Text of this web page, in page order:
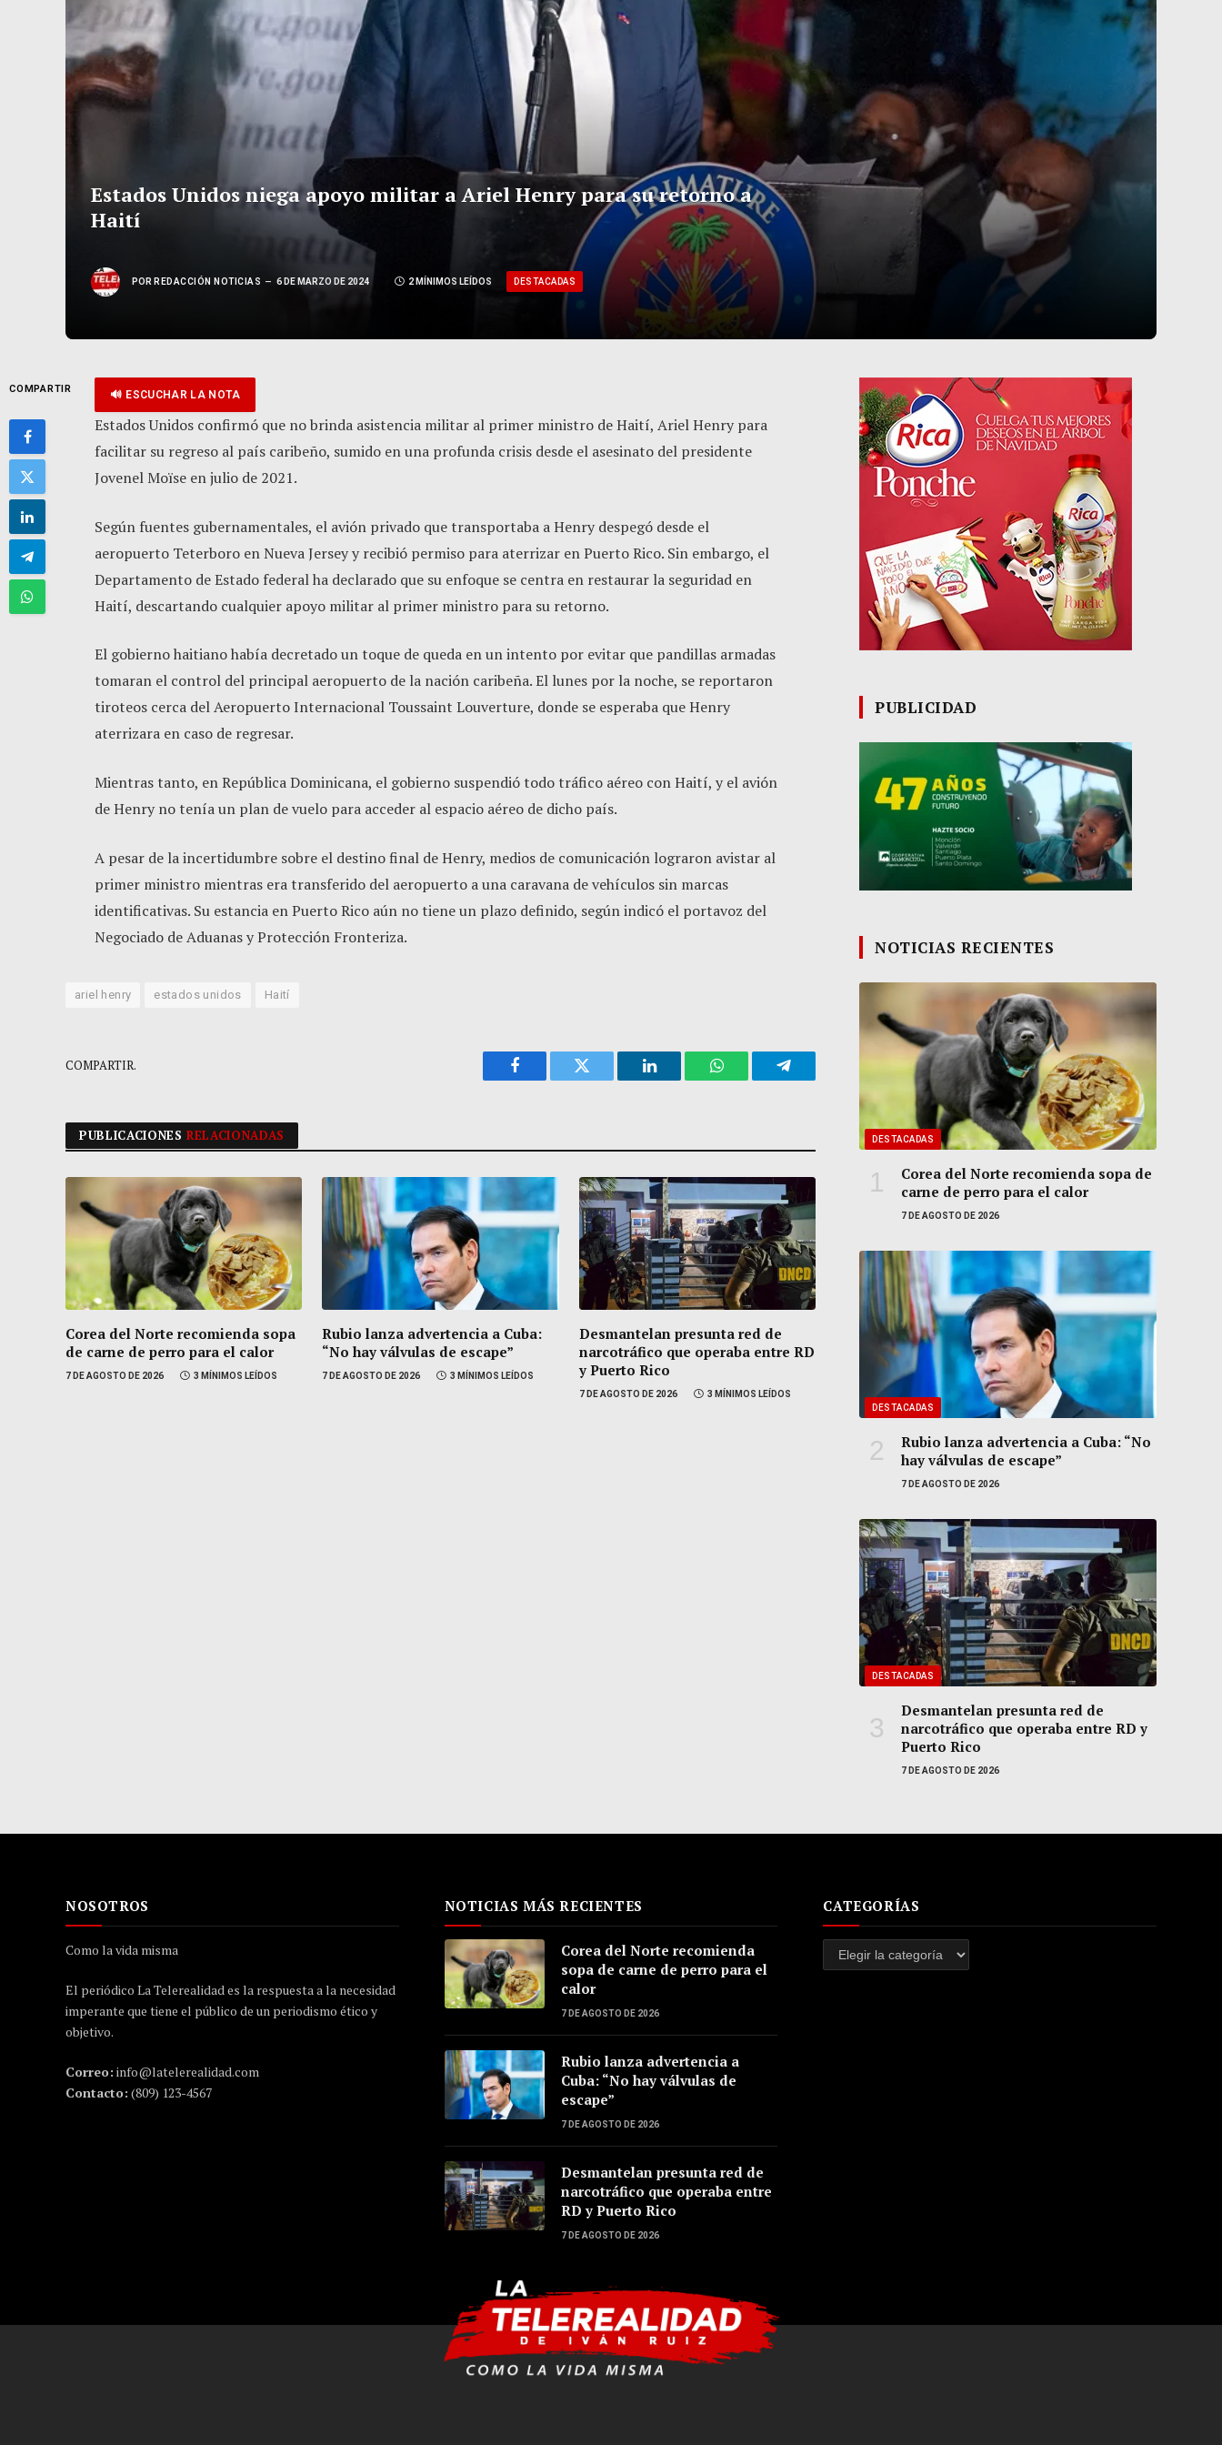
Estados Unidos niega apoyo militar a Ariel Henry para su retorno a
Haití
POR REDACCIÓN NOTICIAS 6 DE MARZO DE 2024 2 MÍNIMOS LEÍDOS DESTACADAS
COMPARTIR 🔊 ESCUCHAR LA NOTA
Estados Unidos confirmó que no brinda asistencia militar al primer ministro de Haití, Ariel Henry para
facilitar su regreso al país caribeño, sumido en una profunda crisis desde el asesinato del presidente
Jovenel Moïse en julio de 2021.
Según fuentes gubernamentales, el avión privado que transportaba a Henry despegó desde el
aeropuerto Teterboro en Nueva Jersey y recibió permiso para aterrizar en Puerto Rico. Sin embargo, el
Departamento de Estado federal ha declarado que su enfoque se centra en restaurar la seguridad en
Haití, descartando cualquier apoyo militar al primer ministro para su retorno.
El gobierno haitiano había decretado un toque de queda en un intento por evitar que pandillas armadas
tomaran el control del principal aeropuerto de la nación caribeña. El lunes por la noche, se reportaron
tiroteos cerca del Aeropuerto Internacional Toussaint Louverture, donde se esperaba que Henry
aterrizara en caso de regresar.
Mientras tanto, en República Dominicana, el gobierno suspendió todo tráfico aéreo con Haití, y el avión
de Henry no tenía un plan de vuelo para acceder al espacio aéreo de dicho país.
A pesar de la incertidumbre sobre el destino final de Henry, medios de comunicación lograron avistar al
primer ministro mientras era transferido del aeropuerto a una caravana de vehículos sin marcas
identificativas. Su estancia en Puerto Rico aún no tiene un plazo definido, según indicó el portavoz del
Negociado de Aduanas y Protección Fronteriza.
ariel henry estados unidos Haití
COMPARTIR.
Facebook Twitter LinkedIn WhatsAppTelegram
PUBLICACIONESRELACIONADAS
Corea del Norte recomienda sopa
de carne de perro para el calor
7 DE AGOSTO DE 2026 3 MÍNIMOS LEÍDOS
Rubio lanza advertencia a Cuba:
“No hay válvulas de escape”
7 DE AGOSTO DE 2026 3 MÍNIMOS LEÍDOS
Desmantelan presunta red de
narcotráfico que operaba entre RD
y Puerto Rico
7 DE AGOSTO DE 2026 3 MÍNIMOS LEÍDOS
PUBLICIDAD
NOTICIAS RECIENTES
DESTACADAS
Corea del Norte recomienda sopa de
carne de perro para el calor
7 DE AGOSTO DE 2026
DESTACADAS
Rubio lanza advertencia a Cuba: “No
hay válvulas de escape”
7 DE AGOSTO DE 2026
DESTACADAS
Desmantelan presunta red de
narcotráfico que operaba entre RD y
Puerto Rico
7 DE AGOSTO DE 2026
NOSOTROS
Como la vida misma
El periódico La Telerealidad es la respuesta a la necesidad
imperante que tiene el público de un periodismo ético y
objetivo.
Correo: info@latelerealidad.com
Contacto: (809) 123-4567
NOTICIAS MÁS RECIENTES
Corea del Norte recomienda
sopa de carne de perro para el
calor
7 DE AGOSTO DE 2026
Rubio lanza advertencia a
Cuba: “No hay válvulas de
escape”
7 DE AGOSTO DE 2026
Desmantelan presunta red de
narcotráfico que operaba entre
RD y Puerto Rico
7 DE AGOSTO DE 2026
CATEGORÍAS
Categorías